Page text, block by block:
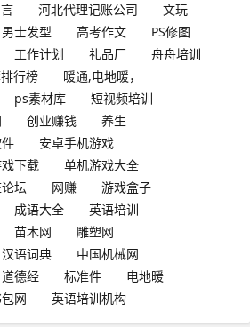
河北代理记账公司
文玩
男士发型 高考作文
PS修图
工作计划 礼品厂
舟舟培训
行榜
暖通,电地暖，
ps素材库
短视频培训
创业赚钱
养生
安卓手机游戏
下载
单机游戏大全
坛 网赚
游戏盒子
成语大全
英语培训
苗木网
雕塑网
汉语词典
中国机械网
道德经 标准件
电地暖
网 英语培训机构